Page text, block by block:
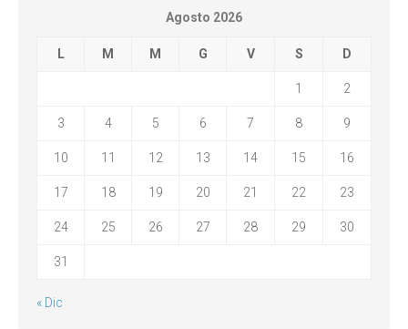
Agosto 2026
L M M G V S D
1 2
3 4 5 6 7 8 9
10 11 12 13 14 15 16
17 18 19 20 21 22 23
24 25 26 27 28 29 30
31
« Dic